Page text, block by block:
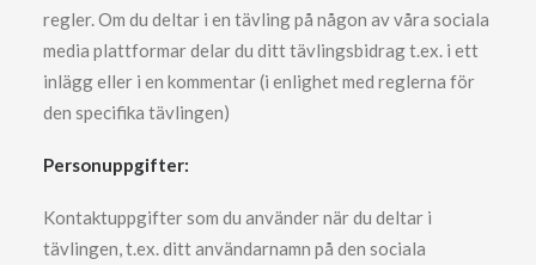
regler. Om du deltar i en tävling på någon av våra sociala
media plattformar delar du ditt tävlingsbidrag t.ex. i ett
inlägg eller i en kommentar (i enlighet med reglerna för
den specifika tävlingen)
Personuppgifter:
Kontaktuppgifter som du använder när du deltar i
tävlingen, t.ex. ditt användarnamn på den sociala